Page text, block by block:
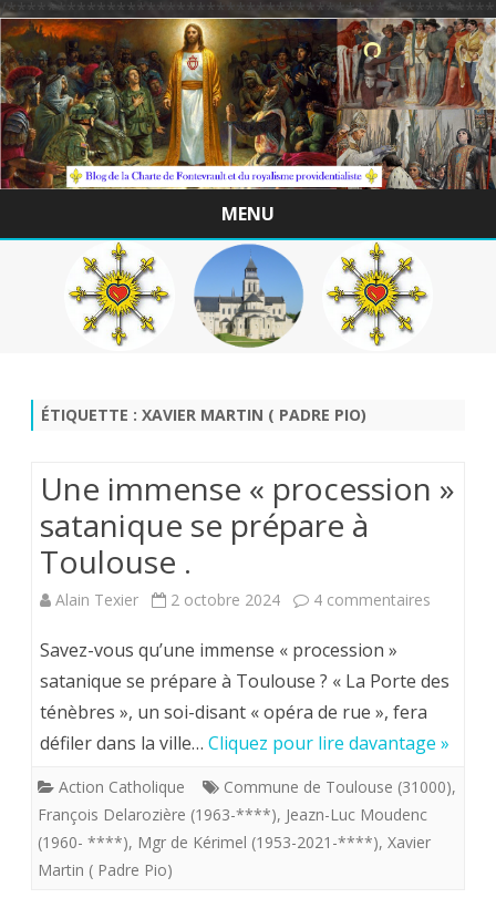
/
MENU
Skip
to
content
ÉTIQUETTE : XAVIER MARTIN ( PADRE PIO)
Une immense « procession »
satanique se prépare à
Toulouse .
Alain Texier 2 octobre 2024 4 commentaires
immense
»
Savez-vous qu’une immense « procession »
satanique se prépare à Toulouse ? « La Porte des
ténèbres », un soi-disant « opéra de rue », fera
défiler dans la ville… Cliquez pour lire davantage »
Action Catholique Commune de Toulouse (31000),
François Delarozière (1963-****), Jeazn-Luc Moudenc
(1960- ****), Mgr de Kérimel (1953-2021-****), Xavier
Martin ( Padre Pio)